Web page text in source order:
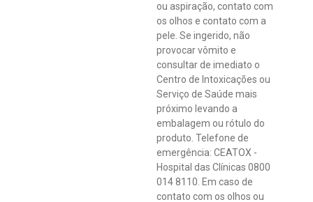
ou aspiração, contato com
os olhos e contato com a
pele. Se ingerido, não
provocar vômito e
consultar de imediato o
Centro de Intoxicações ou
Serviço de Saúde mais
próximo levando a
embalagem ou rótulo do
produto. Telefone de
emergência: CEATOX -
Hospital das Clínicas 0800
014 8110. Em caso de
contato com os olhos ou